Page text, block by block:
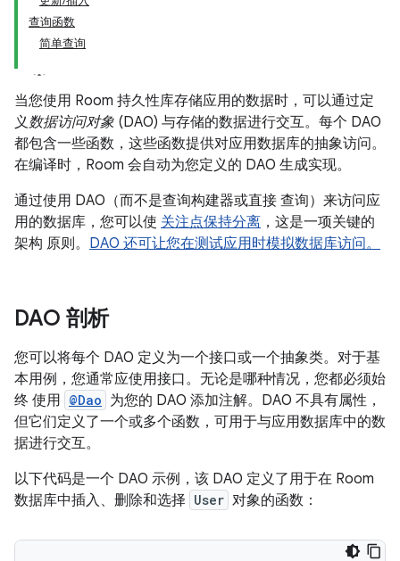
查询函数
简单查询
当您使用 Room 持久性库存储应用的数据时，可以通过定
义数据访问对象 (DAO) 与存储的数据进行交互。每个 DAO
都包含一些函数，这些函数提供对应用数据库的抽象访问。
在编译时，Room 会自动为您定义的 DAO 生成实现。
通过使用 DAO（而不是查询构建器或直接 查询）来访问应
用的数据库，您可以使 关注点保持分离 ，这是一项关键的
架构 原则。 DAO 还可让您在测试应用时模拟数据库访问。
DAO 剖析
您可以将每个 DAO 定义为一个接口或一个抽象类。对于基
本用例，您通常应使用接口。无论是哪种情况，您都必须始
终 使用 @Dao 为您的 DAO 添加注解。DAO 不具有属性，
但它们定义了一个或多个函数，可用于与应用数据库中的数
据进行交互。
以下代码是一个 DAO 示例，该 DAO 定义了用于在 Room
数据库中插入、删除和选择 User 对象的函数：